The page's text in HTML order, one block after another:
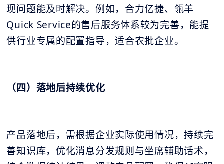
现问题能及时解决。例如，合力亿捷、瓴羊
Quick Service的售后服务体系较为完善，能提
供行业专属的配置指导，适合农批企业。
（四）落地后持续优化
产品落地后，需根据企业实际使用情况，持续完
善知识库，优化消息分发规则与坐席辅助话术，